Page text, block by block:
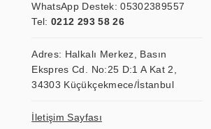
WhatsApp Destek:05302389557
Tel: 0212 293 58 26
Adres: Halkalı Merkez, Basın
Ekspres Cd. No:25 D:1 A Kat 2,
34303 Küçükçekmece/İstanbul
İletişim Sayfası